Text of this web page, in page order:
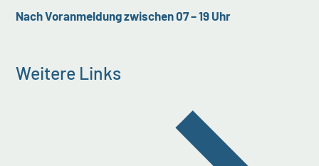
Nach Voranmeldung zwischen 07 – 19 Uhr
Weitere Links